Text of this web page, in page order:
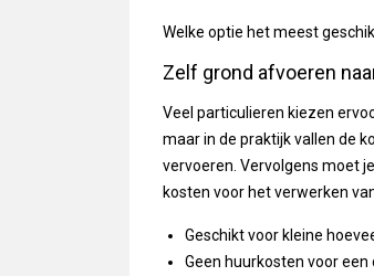
Welke optie het meest
Zelf grond afvoeren
Veel particulieren kiezen
maar in de praktijk vallen de
vervoeren. Vervolgens moet
kosten voor het verwerken
Geschikt voor kleine
Geen huurkosten voor een